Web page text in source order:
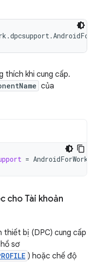
thích khi cung cấp.
của
=
cho Tài khoản
thiết bị (DPC) cung cấp
sơ
) hoặc chế độ